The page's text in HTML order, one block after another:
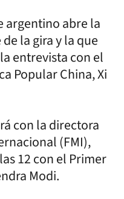
argentino abre la
la gira y la que
entrevista con el
Popular China, Xi
con la directora
(FMI),
12 con el Primer
Modi.